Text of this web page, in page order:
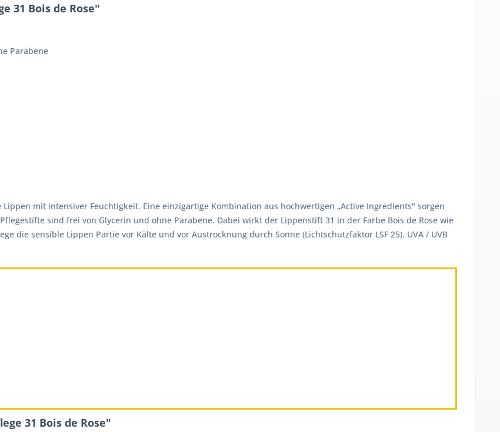
31 Bois de Rose"
Parabene
mit intensiver Feuchtigkeit. Eine einzigartige Kombination aus hochwertigen „Active Ingredients" sorgen
sind frei von Glycerin und ohne Parabene. Dabei wirkt der Lippenstift 31 in der Farbe Bois de Rose wie
die sensible Lippen Partie vor Kälte und vor Austrocknung durch Sonne (Lichtschutzfaktor LSF 25). UVA / UVB
31 Bois de Rose"